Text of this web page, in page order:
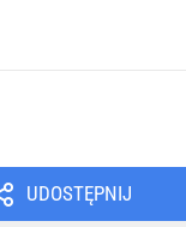
UDOSTĘPNIJ